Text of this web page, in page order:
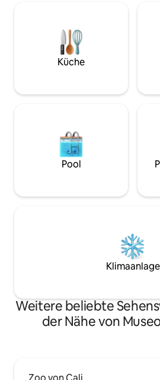
gleich, ob du hier tanzen, erkunden
aus der Ferne arbeiten möchtest:
Wohnung bringt dich näher an alles,
Cali unvergesslich macht.
Küche
Pool
Klimaanlage
Weitere beliebte
der Nähe von